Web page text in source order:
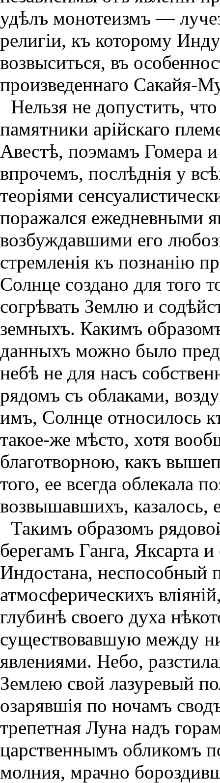
удѣлъ монотеизмъ —
религiи, къ которому
возвыситься, въ
произведеннаго Сакайя-
Нельзя не допустить,
памятники арiйскаго
Авестѣ, поэмамъ Гомера
впрочемъ, послѣднiя у
теорiями
поражался ежедневными
возбуждавшими его
стремленiя къ познанiю
Солнце создано для того
согрѣвать Землю и
земныхъ. Какимъ
данныхъ можно было
небѣ не для насъ
рядомъ съ облаками,
имъ, Солнце относилось
такое-же мѣсто, хотя
благотворною, какъ
того, ее всегда облекала
возвышавшихъ, казалось,
Такимъ образомъ
берегамъ Ганга, Яксарта
Индостана, неспособный
атмосферическихъ
глубинѣ своего духа
существовавшую между
явлениями. Небо,
Землею свой лазуревый
озарявшiя по ночамъ
трепетная Луна надъ
царственнымъ обликомъ
молния, мрачно